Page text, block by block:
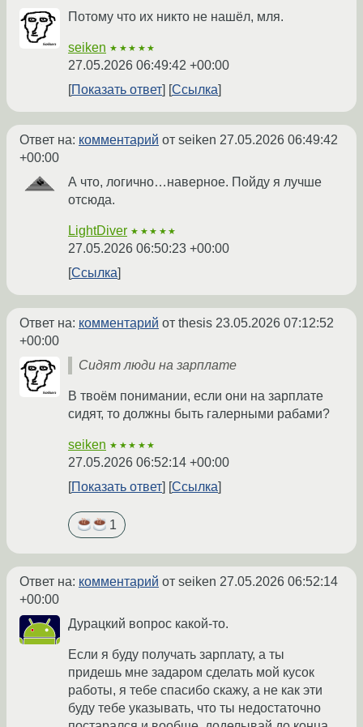
Потому что их никто не нашёл, мля.
seiken ★★★★★
27.05.2026 06:49:42 +00:00
Показать ответ
Ссылка
Ответ на: комментарий от seiken 27.05.2026 06:49:42
+00:00
А что, логично…наверное. Пойду я лучше
отсюда.
LightDiver ★★★★★
27.05.2026 06:50:23 +00:00
Ссылка
Ответ на: комментарий от thesis 23.05.2026 07:12:52
+00:00
Сидят люди на зарплате
В твоём понимании, если они на зарплате
сидят, то должны быть галерными рабами?
seiken ★★★★★
27.05.2026 06:52:14 +00:00
Показать ответ
Ссылка
1
Ответ на: комментарий от seiken 27.05.2026 06:52:14
+00:00
Дурацкий вопрос какой-то.
Если я буду получать зарплату, а ты
придешь мне задаром сделать мой кусок
работы, я тебе спасибо скажу, а не как эти
буду тебе указывать, что ты недостаточно